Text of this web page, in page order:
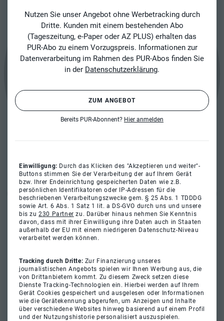
Nutzen Sie unser Angebot ohne Werbetracking durch
Dritte. Kunden mit einem bestehenden Abo
(Tageszeitung, e-Paper oder AZ PLUS) erhalten das
PUR-Abo zu einem Vorzugspreis. Informationen zur
Datenverarbeitung im Rahmen des PUR-Abos finden Sie
in der Datenschutzerklärung.
ZUM ANGEBOT
Bereits PUR-Abonnent? Hier anmelden
Einwilligung: Durch das Klicken des "Akzeptieren und weiter"-
Buttons stimmen Sie der Verarbeitung der auf Ihrem Gerät
bzw. Ihrer Endeinrichtung gespeicherten Daten wie z.B.
persönlichen Identifikatoren oder IP-Adressen für die
beschriebenen Verarbeitungszwecke gem. § 25 Abs. 1 TDDDG
sowie Art. 6 Abs. 1 Satz 1 lit. a DS-GVO durch uns und unsere
bis zu230 Partner zu. Darüber hinaus nehmen Sie Kenntnis
davon, dass mit ihrer Einwilligung ihre Daten auch in Staaten
außerhalb der EU mit einem niedrigeren Datenschutz-Niveau
verarbeitet werden können.
Tracking durch Dritte: Zur Finanzierung unseres
journalistischen Angebots spielen wir Ihnen Werbung aus, die
von Drittanbietern kommt. Zu diesem Zweck setzen diese
Dienste Tracking-Technologien ein. Hierbei werden auf Ihrem
Gerät Cookies gespeichert und ausgelesen oder Informationen
wie die Gerätekennung abgerufen, um Anzeigen und Inhalte
über verschiedene Websites hinweg basierend auf einem Profil
und der Nutzungshistorie personalisiert auszuspielen.